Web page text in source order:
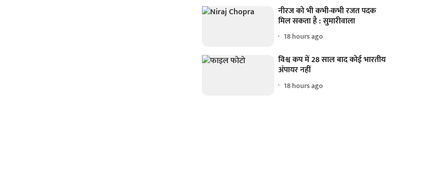
नीरज को भी कभी-कभी रजत पदक
मिल सकता है : सुमारीवाला
18 hours ago
विश्व कप में 28 साल बाद कोई भारतीय
अंपायर नहीं
18 hours ago